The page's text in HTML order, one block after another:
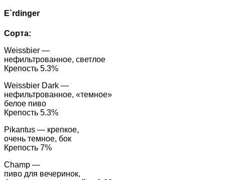
E`rdinger
Сорта:
Weissbier —
нефильтрованное, светлое
Крепость 5.3%
Weissbier Dark —
нефильтрованное, «темное»
белое пиво
Крепость 5.3%
Pikantus — крепкое,
очень темное, бок
Крепость 7%
Champ —
пиво для вечеринок,